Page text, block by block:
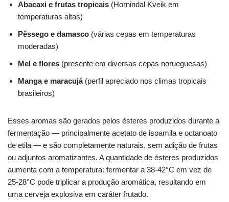
Abacaxi e frutas tropicais (Hornindal Kveik em
temperaturas altas)
Pêssego e damasco (várias cepas em temperaturas
moderadas)
Mel e flores (presente em diversas cepas norueguesas)
Manga e maracujá(perfil apreciado nos climas tropicais
brasileiros)
Esses aromas são gerados pelos ésteres produzidos durante a
fermentação — principalmente acetato de isoamila e octanoato
de etila — e são completamente naturais, sem adição de frutas
ou adjuntos aromatizantes. A quantidade de ésteres produzidos
aumenta com a temperatura: fermentar a 38-42°C em vez de
25-28°C pode triplicar a produção aromática, resultando em
uma cerveja explosiva em caráter frutado.